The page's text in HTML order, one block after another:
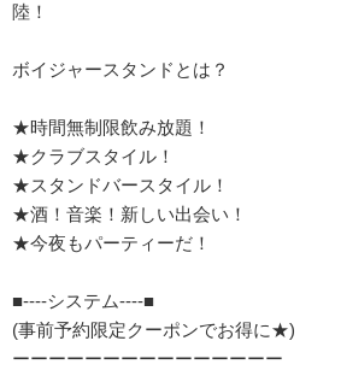
陸！
ボイジャースタンドとは？
★時間無制限飲み放題！
★クラブスタイル！
★スタンドバースタイル！
★酒！音楽！新しい出会い！
★今夜もパーティーだ！
■----システム----■
(事前予約限定クーポンでお得に★)
ーーーーーーーーーーーーーーー